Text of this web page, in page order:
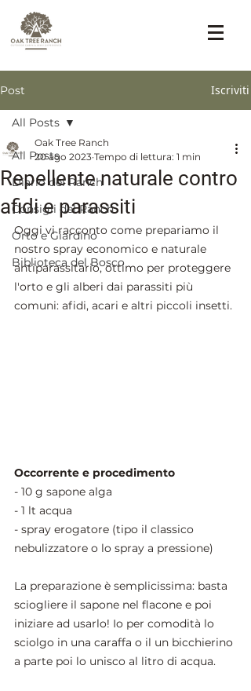
Post Iscriviti
All Posts
Diario del Ranch
Consigli del Ranch
Orto e Giardino
Biblioteca del Bosco
All Posts
Repellente naturale contro
afidi e parassiti
Oak Tree Ranch
20 ago 2023 Tempo di lettura: 1 min
Oggi vi racconto come prepariamo il
nostro spray economico e naturale
antiparassitario, ottimo per proteggere
l'orto e gli alberi dai parassiti più
comuni: afidi, acari e altri piccoli insetti.
Occorrente e procedimento
- 10 g sapone alga
- 1 lt acqua
- spray erogatore (tipo il classico
nebulizzatore o lo spray a pressione)
La preparazione è semplicissima: basta
sciogliere il sapone nel flacone e poi
iniziare ad usarlo! Io per comodità lo
sciolgo in una caraffa o il un bicchierino
a parte poi lo unisco al litro di acqua.